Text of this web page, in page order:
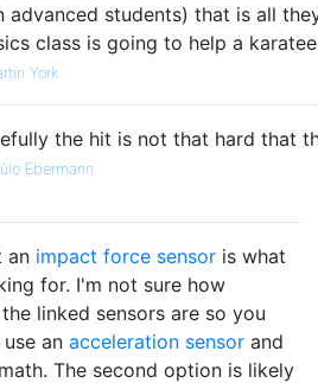
advanced students) that is all
class is going to help a
York
the hit is not that hard that
Ebermann
an impact force sensor is what
for. I'm not sure how
linked sensors are so you
an acceleration sensor and
The second option is likely